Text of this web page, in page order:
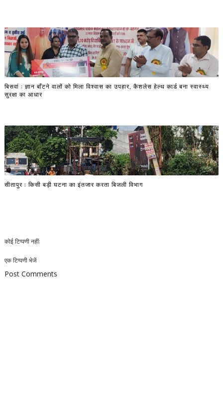
बिसवां : ज्ञान बाँटने वालों को मिला विश्वास का उपहार, कैशलेस हेल्थ कार्ड बना स्वास्थ्य
सुरक्षा का आधार
सीतापुर : किसी बड़ी घटना का इंतजार करता बिजली विभाग
कोई टिप्पणी नहीं:
एक टिप्पणी भेजें
Post Comments